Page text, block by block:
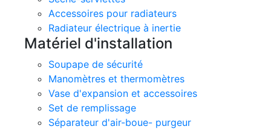
Accessoires pour radiateurs
Radiateur électrique à inertie
Matériel d'installation
Soupape de sécurité
Manomètres et thermomètres
Vase d'expansion et accessoires
Set de remplissage
Séparateur d'air-boue- purgeur